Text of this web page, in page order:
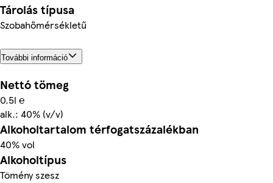
Tárolás típusa
Szobahőmérsékletű
További információ
Nettó tömeg
0.5l ℮
alk.: 40% (v/v)
Alkoholtartalom térfogatszázalékban
40% vol
Alkoholtípus
Tömény szesz